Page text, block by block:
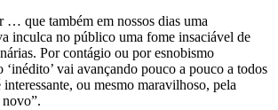
… que também em nossos dias uma
inculca no público uma fome insaciável de
Por contágio ou por esnobismo
‘inédito’ vai avançando pouco a pouco a todos
ou mesmo maravilhoso, pela
novo”.